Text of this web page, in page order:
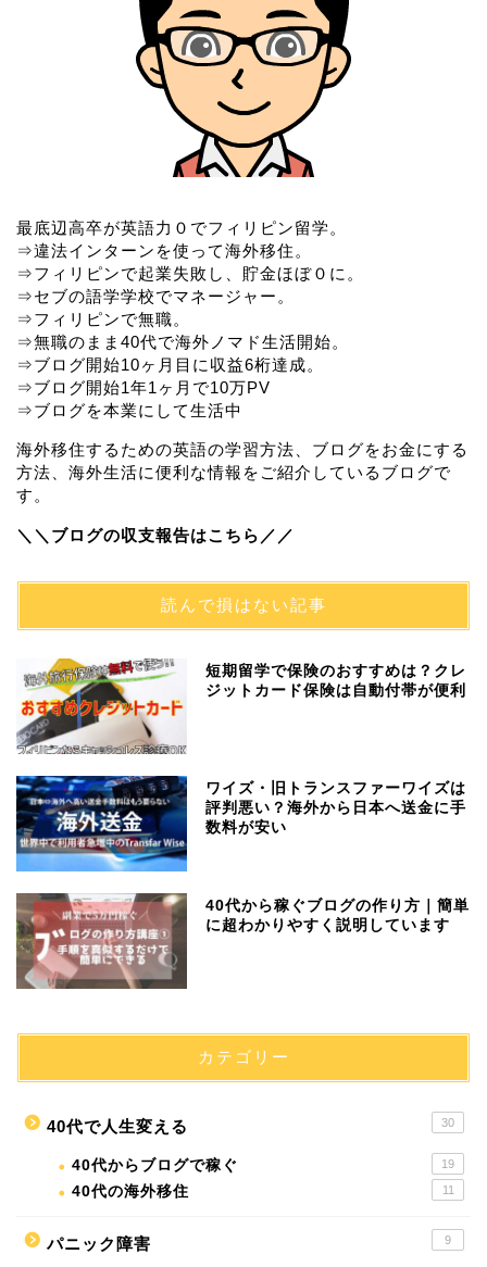
最底辺高卒が英語力０でフィリピン留学。
⇒違法インターンを使って海外移住。
⇒フィリピンで起業失敗し、貯金ほぼ０に。
⇒セブの語学学校でマネージャー。
⇒フィリピンで無職。
⇒無職のまま40代で海外ノマド生活開始。
⇒ブログ開始10ヶ月目に収益6桁達成。
⇒ブログ開始1年1ヶ月で10万PV
⇒ブログを本業にして生活中
海外移住するための英語の学習方法、ブログをお金にする
方法、海外生活に便利な情報をご紹介しているブログで
す。
＼＼ブログの収支報告はこちら／／
読んで損はない記事
短期留学で保険のおすすめは？クレ
ジットカード保険は自動付帯が便利
ワイズ・旧トランスファーワイズは
評判悪い？海外から日本へ送金に手
数料が安い
40代から稼ぐブログの作り方｜簡単
に超わかりやすく説明しています
カテゴリー
40代で人生変える 30
40代からブログで稼ぐ 19
40代の海外移住 11
パニック障害 9